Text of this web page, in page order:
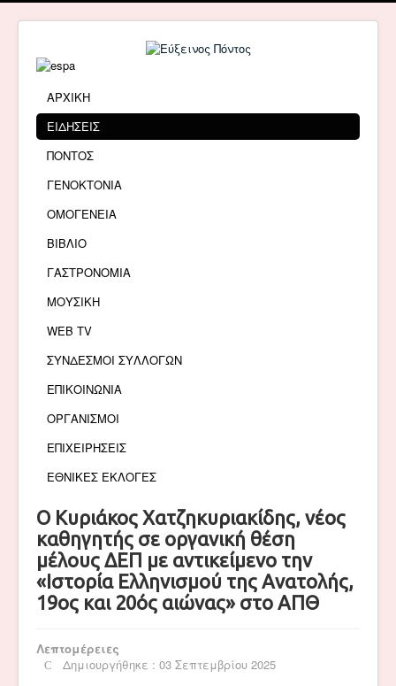
ΑΡΧΙΚΗ
ΕΙΔΗΣΕΙΣ
ΠΟΝΤΟΣ
ΓΕΝΟΚΤΟΝΙΑ
ΟΜΟΓΕΝΕΙΑ
ΒΙΒΛΙΟ
ΓΑΣΤΡΟΝΟΜΙΑ
ΜΟΥΣΙΚΗ
WEB TV
ΣΥΝΔΕΣΜΟΙ ΣΥΛΛΟΓΩΝ
ΕΠΙΚΟΙΝΩΝΙΑ
ΟΡΓΑΝΙΣΜΟΙ
ΕΠΙΧΕΙΡΗΣΕΙΣ
ΕΘΝΙΚΕΣ ΕΚΛΟΓΕΣ
Ο Κυριάκος Χατζηκυριακίδης, νέος
καθηγητής σε οργανική θέση
μέλους ΔΕΠ με αντικείμενο την
«Ιστορία Ελληνισμού της Ανατολής,
19ος και 20ός αιώνας» στο ΑΠΘ
Λεπτομέρειες
Δημιουργήθηκε : 03 Σεπτεμβρίου 2025